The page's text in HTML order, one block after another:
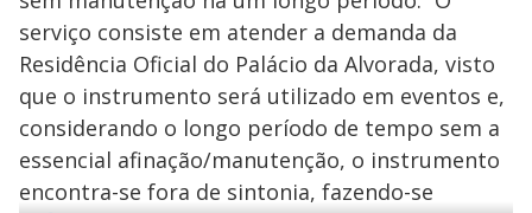
serviço consiste em atender a demanda da
Residência Oficial do Palácio da Alvorada, visto
que o instrumento será utilizado em eventos e,
considerando o longo período de tempo sem a
essencial afinação/manutenção, o instrumento
encontra-se fora de sintonia, fazendo-se